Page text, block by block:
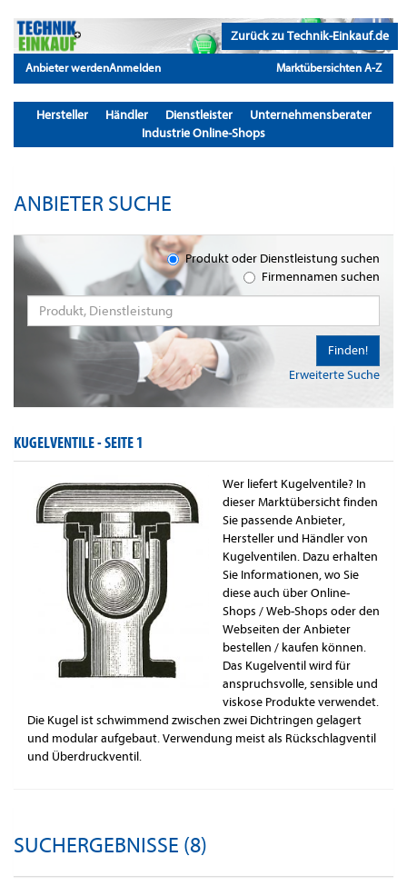
Zurück zu Technik-Einkauf.de
Anbieter werdenAnmelden Marktübersichten A-Z
Hersteller Händler Dienstleister
Unternehmensberater
Industrie Online-Shops
ANBIETER SUCHE
Produkt oder Dienstleistung suchen
Firmennamen suchen
Erweiterte Suche
Finden!
KUGELVENTILE -SEITE 1
Wer liefert Kugelventile? In
dieser Marktübersicht finden
Sie passende Anbieter,
Hersteller und Händler von
Kugelventilen. Dazu erhalten
Sie Informationen, wo Sie
diese auch über Online-
Shops / Web-Shops oder den
Webseiten der Anbieter
bestellen / kaufen können.
Das Kugelventil wird für
anspruchsvolle, sensible und
viskose Produkte verwendet.
Die Kugel ist schwimmend zwischen zwei Dichtringen gelagert
und modular aufgebaut. Verwendung meist als Rückschlagventil
und Überdruckventil.
SUCHERGEBNISSE (8)